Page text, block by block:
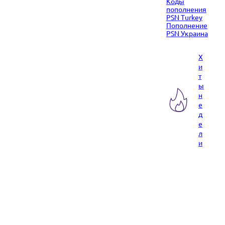
пополнения
PSN Turkey
Пополнение
PSN Украина
Х
и
т
ы
н
е
д
е
л
и